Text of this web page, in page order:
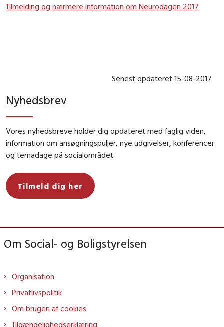
Tilmelding og nærmere information om Neurodagen 2017
Senest opdateret 15-08-2017
Nyhedsbrev
Vores nyhedsbreve holder dig opdateret med faglig viden,
information om ansøgningspuljer, nye udgivelser, konferencer
og temadage på socialområdet.
Tilmeld dig her
Om Social- og Boligstyrelsen
Organisation
Privatlivspolitik
Om brugen af cookies
Tilgængelighedserklæring